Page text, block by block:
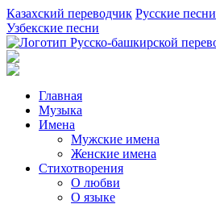
Казахский переводчик Русские песни
Узбекские песни
Главная
Музыка
Имена
Мужские имена
Женские имена
Стихотворения
О любви
О языке